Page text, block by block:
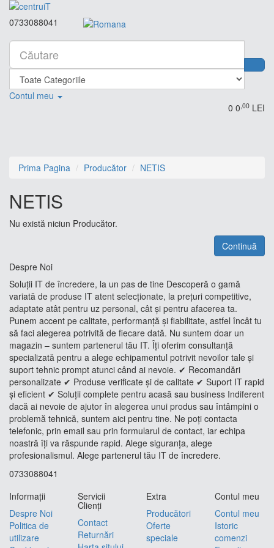
0733088041
Contul meu
0 0,00 LEI
Prima Pagina Producător NETIS
NETIS
Nu există niciun Producător.
Continuă
Despre Noi
Soluții IT de încredere, la un pas de tine Descoperă o gamă
variată de produse IT atent selecționate, la prețuri competitive,
adaptate atât pentru uz personal, cât și pentru afacerea ta.
Punem accent pe calitate, performanță și fiabilitate, astfel încât tu
să faci alegerea potrivită de fiecare dată. Nu suntem doar un
magazin – suntem partenerul tău IT. Îți oferim consultanță
specializată pentru a alege echipamentul potrivit nevoilor tale și
suport tehnic prompt atunci când ai nevoie. ✔ Recomandări
personalizate ✔ Produse verificate și de calitate ✔ Suport IT rapid
și eficient ✔ Soluții complete pentru acasă sau business Indiferent
dacă ai nevoie de ajutor în alegerea unui produs sau întâmpini o
problemă tehnică, suntem aici pentru tine. Ne poți contacta
telefonic, prin email sau prin formularul de contact, iar echipa
noastră îți va răspunde rapid. Alege siguranța, alege
profesionalismul. Alege partenerul tău IT de încredere.
0733088041
Informaţii
Despre Noi
Politica de
utilizare
Servicii
Clienţi
Contact
Returnări
Extra
Producători
Oferte
speciale
Contul meu
Contul meu
Istoric
comenzi